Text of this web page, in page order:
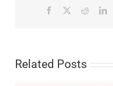
Facebook Reddit
Related Posts